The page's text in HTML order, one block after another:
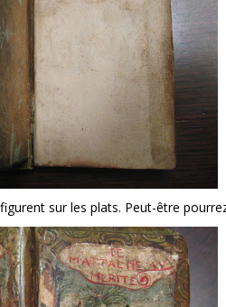
sur les plats. Peut-être